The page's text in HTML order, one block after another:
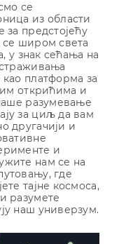
се
из области
за предстојећу
се широм света
у знак сећања на
платформа за
открићима и
разумевање
за циљ да вам
другачији и
и
нам се на
где
тајне космоса,
разумете
наш универзум.